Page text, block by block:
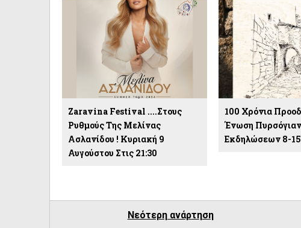
Zaravina Festival ....στους
Ρυθμούς Της Μελίνας
Ασλανίδου ! Κυριακή 9
Αυγούστου Στις 21:30
100 Χρόνια
Ένωση
Εκδηλώσεων 8-
Νεότερη ανάρτηση